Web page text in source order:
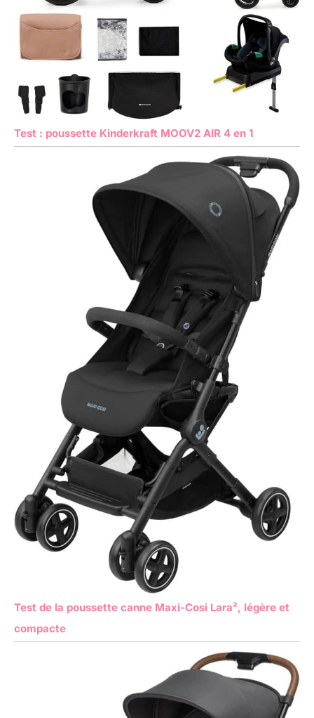
Test : poussette Kinderkraft MOOV2 AIR 4 en 1
Test de la poussette canne Maxi-Cosi Lara², légère et
compacte